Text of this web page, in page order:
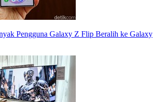
Pengguna Galaxy Z Flip Beralih ke Galaxy